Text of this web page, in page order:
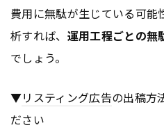
費用に無駄が生じている可能
析すれば、 運用工程ごとの無
でしょう。
▼リスティング広告の出稿方
ださい